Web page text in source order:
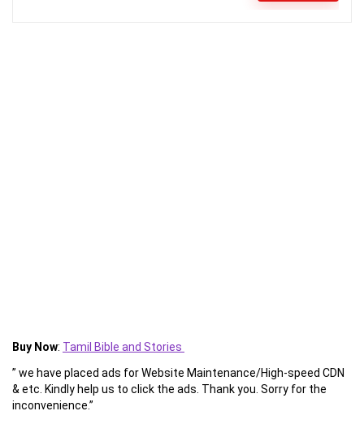
Buy Now: Tamil Bible and Stories
” we have placed ads for Website Maintenance/High-speed CDN
& etc. Kindly help us to click the ads. Thank you. Sorry for the
inconvenience.”